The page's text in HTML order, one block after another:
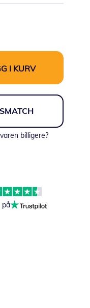
I KURV
billigere?
på